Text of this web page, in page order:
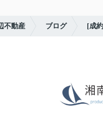
不動産 ブログ [成